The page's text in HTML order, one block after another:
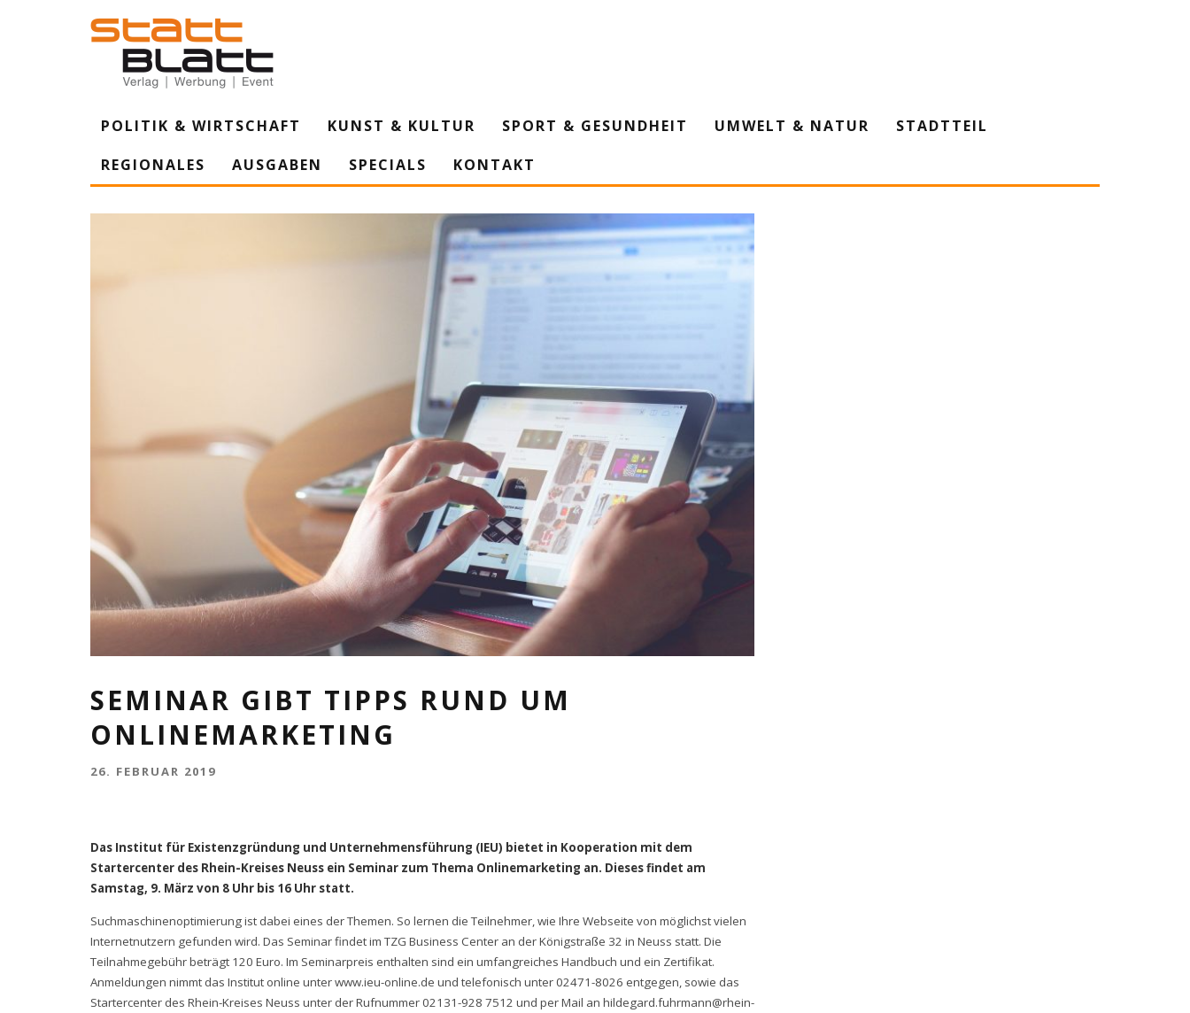
POLITIK & WIRTSCHAFT KUNST & KULTUR SPORT & GESUNDHEIT UMWELT & NATUR
STADTTEIL
REGIONALES
AUSGABEN SPECIALS KONTAKT
SEMINAR GIBT TIPPS RUND UM
ONLINEMARKETING
26. FEBRUAR 2019
Das Institut für Existenzgründung und Unternehmensführung (IEU) bietet in Kooperation mit dem
Startercenter des Rhein-Kreises Neuss ein Seminar zum Thema Onlinemarketing an. Dieses findet am
Samstag, 9. März von 8 Uhr bis 16 Uhr statt.
Suchmaschinenoptimierung ist dabei eines der Themen. So lernen die Teilnehmer, wie Ihre Webseite von möglichst vielen
Internetnutzern gefunden wird. Das Seminar findet im TZG Business Center an der Königstraße 32 in Neuss statt. Die
Teilnahmegebühr beträgt 120 Euro. Im Seminarpreis enthalten sind ein umfangreiches Handbuch und ein Zertifikat.
Anmeldungen nimmt das Institut online unter www.ieu-online.de und telefonisch unter 02471-8026 entgegen, sowie das
Startercenter des Rhein-Kreises Neuss unter der Rufnummer 02131-928 7512 und per Mail an hildegard.fuhrmann@rhein-